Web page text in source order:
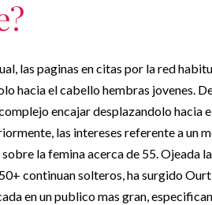
las paginas en citas por la red
hacia el cabello hembras jovenes.
encajar desplazandolo hacia
las intereses referente a un
sobre la femina acerca de 55. Ojeada
continuan solteros, ha surgido
en un publico mas gran,